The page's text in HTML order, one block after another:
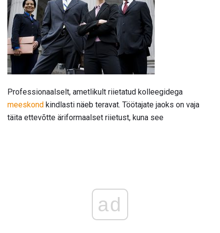
Professionaalselt, ametlikult riietatud kolleegidega
meeskond kindlasti näeb teravat. Töötajate jaoks on vaja
täita ettevõtte äriformaalset riietust, kuna see
ad